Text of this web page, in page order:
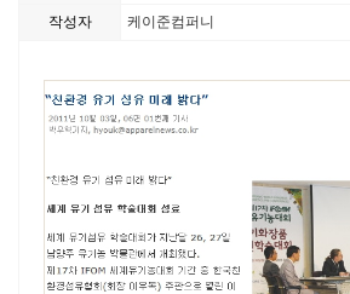
작성자 케이준컴퍼니